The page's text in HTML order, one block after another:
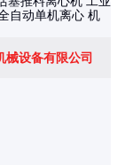
械设备有限公司